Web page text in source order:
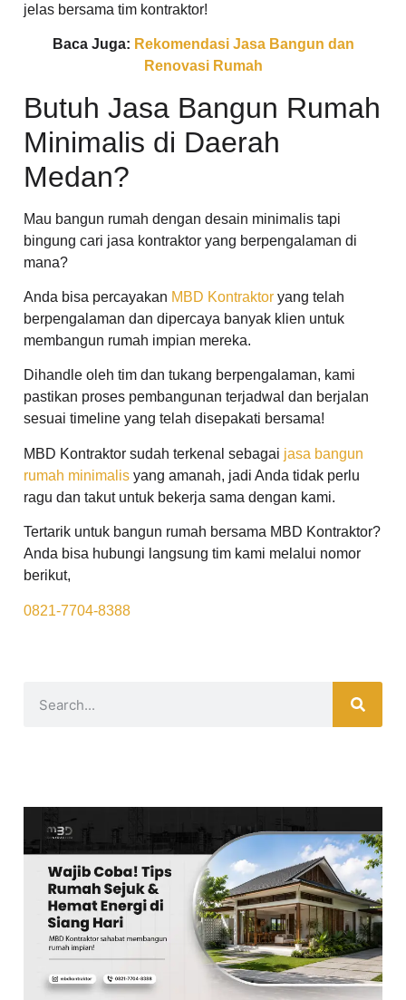
jelas bersama tim kontraktor!
Baca Juga: Rekomendasi Jasa Bangun dan
Renovasi Rumah
Butuh Jasa Bangun Rumah
Minimalis di Daerah
Medan?
Mau bangun rumah dengan desain minimalis tapi
bingung cari jasa kontraktor yang berpengalaman di
mana?
Anda bisa percayakan MBD Kontraktor yang telah
berpengalaman dan dipercaya banyak klien untuk
membangun rumah impian mereka.
Dihandle oleh tim dan tukang berpengalaman, kami
pastikan proses pembangunan terjadwal dan berjalan
sesuai timeline yang telah disepakati bersama!
MBD Kontraktor sudah terkenal sebagai jasa bangun
rumah minimalis yang amanah, jadi Anda tidak perlu
ragu dan takut untuk bekerja sama dengan kami.
Tertarik untuk bangun rumah bersama MBD Kontraktor?
Anda bisa hubungi langsung tim kami melalui nomor
berikut,
0821-7704-8388